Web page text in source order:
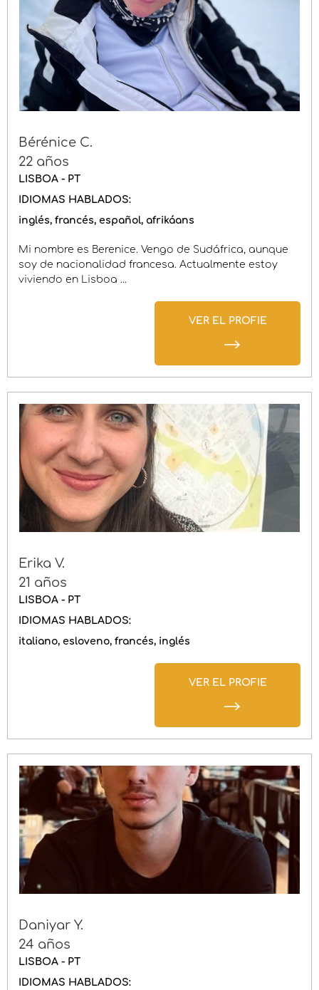
Bérénice C.
22 años
LISBOA - PT
IDIOMAS HABLADOS:
inglés francés español afrikáans
Mi nombre es Berenice. Vengo de Sudáfrica, aunque
soy de nacionalidad francesa. Actualmente estoy
viviendo en Lisboa ...
Erika V.
21 años
LISBOA - PT
IDIOMAS HABLADOS:
italiano esloveno francés inglés
Daniyar Y.
24 años
LISBOA - PT
IDIOMAS HABLADOS: